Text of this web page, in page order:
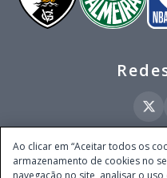
Este site é operado pela Ventmear
endereço na Avenida Brigadeiro
Ao clicar em “Aceitar todos os
armazenamento de cookies no
navegação no site, analisar o